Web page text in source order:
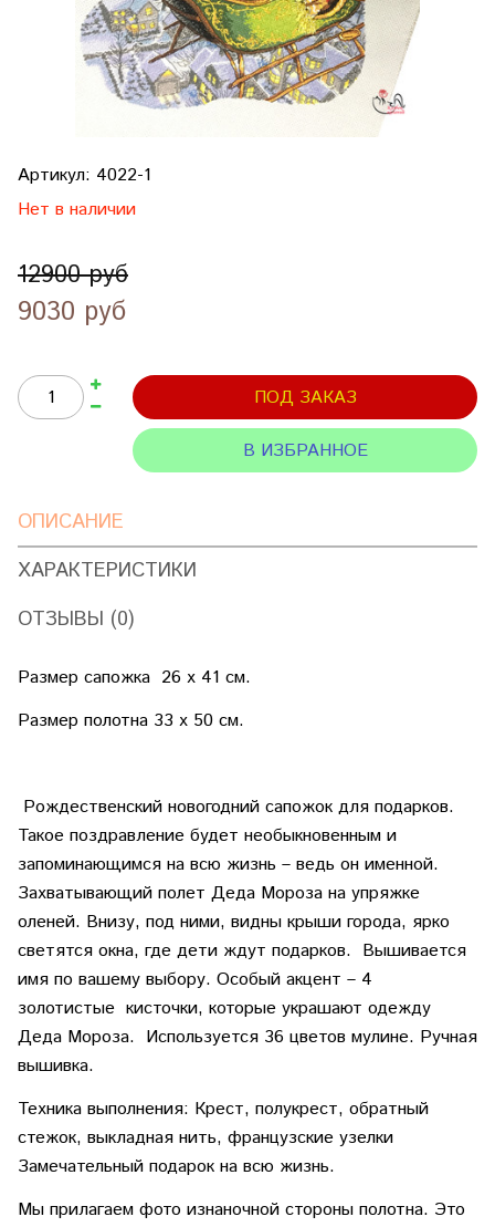
Артикул: 4022-1
Нет в наличии
12900 руб
9030 руб
ПОД ЗАКАЗ
В ИЗБРАННОЕ
ОПИСАНИЕ
ХАРАКТЕРИСТИКИ
ОТЗЫВЫ (0)
Размер сапожка 26 х 41 см.
Размер полотна 33 х 50 см.
Рождественский новогодний сапожок для подарков.
Такое поздравление будет необыкновенным и
запоминающимся на всю жизнь – ведь он именной.
Захватывающий полет Деда Мороза на упряжке
оленей. Внизу, под ними, видны крыши города, ярко
светятся окна, где дети ждут подарков. Вышивается
имя по вашему выбору. Особый акцент – 4
золотистые кисточки, которые украшают одежду
Деда Мороза. Используется 36 цветов мулине. Ручная
вышивка.
Техника выполнения: Крест, полукрест, обратный
стежок, выкладная нить, французские узелки
Замечательный подарок на всю жизнь.
Мы прилагаем фото изнаночной стороны полотна. Это